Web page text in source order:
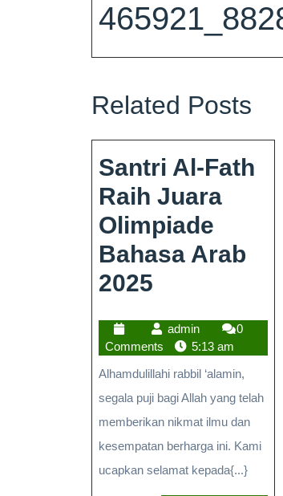
Related Posts
Santri Al-Fath
Raih Juara
Olimpiade
Bahasa Arab
2025
admin
0
Comments
5:13 am
Alhamdulillahi rabbil ‘alamin,
segala puji bagi Allah yang telah
memberikan nikmat ilmu dan
kesempatan berharga ini. Kami
ucapkan selamat kepada{...}